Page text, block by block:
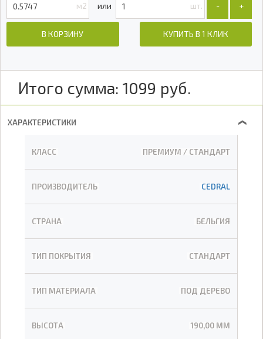
м2 шт. +
-
В КОРЗИНУ КУПИТЬ В 1 КЛИК
Итого сумма: 1099 руб.
ХАРАКТЕРИСТИКИ ❯
КЛАСС ПРЕМИУМ / СТАНДАРТ
ПРОИЗВОДИТЕЛЬ CEDRAL
СТРАНА БЕЛЬГИЯ
ТИП ПОКРЫТИЯ СТАНДАРТ
ТИП МАТЕРИАЛА ПОД ДЕРЕВО
ВЫСОТА 190,00 ММ